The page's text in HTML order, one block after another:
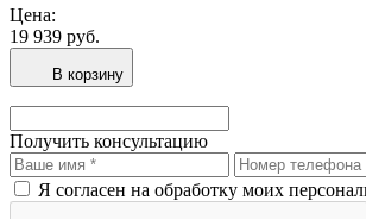
Цена:
19 939 руб.
В корзину
Получить консультацию
Я согласен на обработку моих